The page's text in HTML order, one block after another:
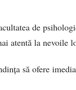
de
atentă la nevoile
să ofere